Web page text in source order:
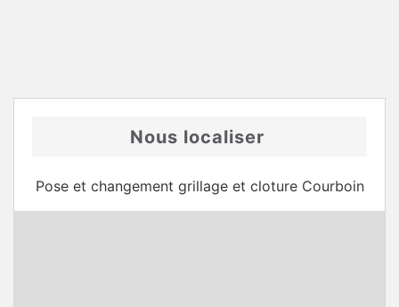
Nous localiser
Pose et changement grillage et cloture Courboin